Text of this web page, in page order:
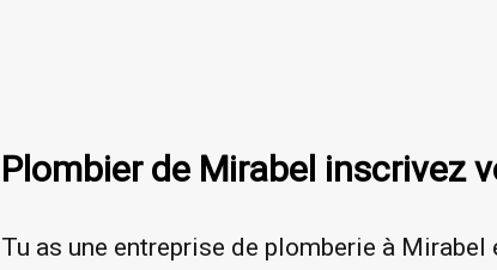
Plombier de Mirabel inscrivez
Tu as une entreprise de plomberie à